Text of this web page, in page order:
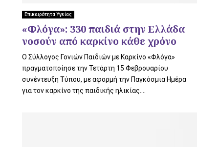
Επικαιρότητα Υγείας
«Φλόγα»: 330 παιδιά στην Ελλάδα
νοσούν από καρκίνο κάθε χρόνο
Ο Σύλλογος Γονιών Παιδιών με Καρκίνο «Φλόγα»
πραγματοποίησε την Τετάρτη 15 Φεβρουαρίου
συνέντευξη Τύπου, με αφορμή την Παγκόσμια Ημέρα
για τον καρκίνο της παιδικής ηλικίας....